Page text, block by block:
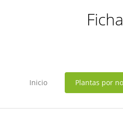
Inicio Plantas por